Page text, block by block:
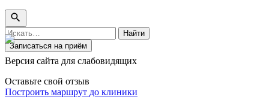
Поиск
по
сайту
Найти
Записаться на приём
Версия сайта для слабовидящих
Оставьте свой отзыв
Построить маршрут до клиники